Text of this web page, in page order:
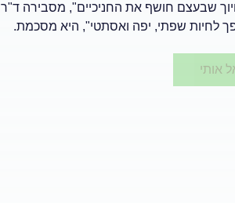
שבעצם חושף את החניכיים", מסבירה ד"ר
לחיות שפתי, יפה ואסתטי", היא מסכמת.
אותי